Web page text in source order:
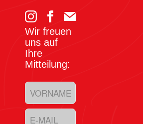
Wir freuen
uns auf
Ihre
Mitteilung: